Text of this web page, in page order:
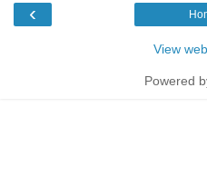
‹
View
Powered